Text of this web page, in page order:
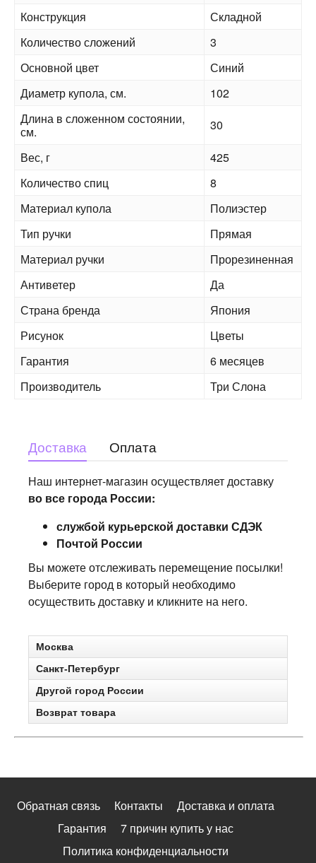
Конструкция
Складной
Количество сложений
3
Основной цвет
Синий
Диаметр купола, см.
102
Длина в сложенном состоянии,
см.
30
Вес, г
425
Количество спиц
8
Материал купола
Полиэстер
Тип ручки
Прямая
Материал ручки
Прорезиненная
Антиветер
Да
Страна бренда
Япония
Рисунок
Цветы
Гарантия
6 месяцев
Производитель
Три Слона
Доставка Оплата
Наш интернет-магазин осуществляет доставку
во все города России:
службой курьерской доставки СДЭК
Почтой России
Вы можете отслеживать перемещение посылки!
Выберите город в который необходимо
осуществить доставку и кликните на него.
Москва
Санкт-Петербург
Другой город России
Возврат товара
Обратная связь Контакты
Доставка и оплата
Гарантия
7 причин купить у нас
Политика конфиденциальности